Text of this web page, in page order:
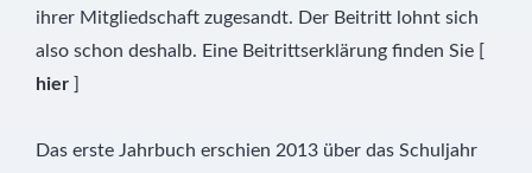
ihrer Mitgliedschaft zugesandt. Der Beitritt lohnt sich
also schon deshalb. Eine Beitrittserklärung finden Sie [
hier ]
Das erste Jahrbuch erschien 2013 über das Schuljahr